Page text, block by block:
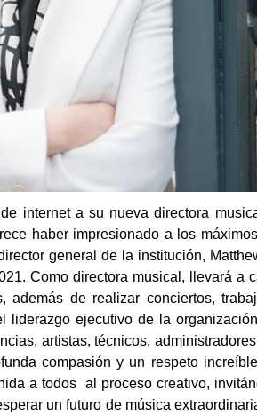
internet a su nueva directora
haber impresionado a los
general de la institución,
Como directora musical, llevará a
de realizar conciertos,
ejecutivo de la
artistas, técnicos,
compasión y un respeto
a todos al proceso creativo,
un futuro de música